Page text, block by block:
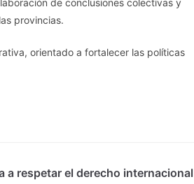
provincias.
orientado a fortalecer las políticas
a respetar el derecho internacional